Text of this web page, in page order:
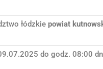
łódzkie powiat
do godz. 08:00